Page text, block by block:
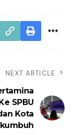
NEXT ARTICLE
SPBU
Kota